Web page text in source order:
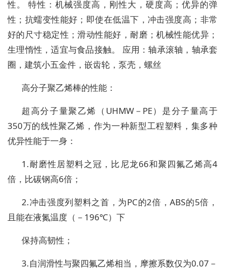
性。 特性：机械强度高，刚性大，硬度高；优异的弹
性；抗蠕变性能好；即使在低温下，冲击强度高；非常
好的尺寸稳定性；滑动性能好，耐磨；机械性能优异；
生理惰性，适宜与食品接触。 应用：轴承滚轴，轴承套
圈，建筑小五金件，嵌齿轮，泵壳，螺丝
高分子聚乙烯棒的性能：
超高分子量聚乙烯（UHMW－PE）是分子量高于
350万的线性聚乙烯，作为一种新型工程塑料，集多种
优异性能于一身：
1.耐磨性居塑料之冠，比尼龙66和聚四氟乙烯高4
倍，比碳钢高6倍；
2.冲击强度列塑料之首，为PC的2倍，ABS的5倍，
且能在液氮温度（－196℃）下
保持高韧性；
3.自润滑性与聚四氟乙烯相当，摩擦系数仅为0.07－